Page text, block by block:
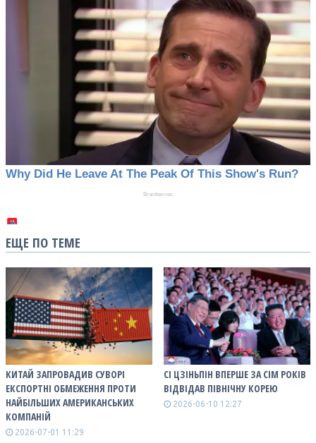
ЕЩЕ ПО ТЕМЕ
КИТАЙ ЗАПРОВАДИВ СУВОРІ
ЕКСПОРТНІ ОБМЕЖЕННЯ ПРОТИ
НАЙБІЛЬШИХ АМЕРИКАНСЬКИХ
КОМПАНІЙ
2026-07-01 11:29
СІ ЦЗІНЬПІН ВПЕРШЕ ЗА СІМ РОКІВ
ВІДВІДАВ ПІВНІЧНУ КОРЕЮ
2026-06-10 12:27